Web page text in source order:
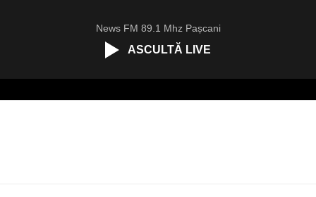
News FM 89.1 Mhz Pașcani
ASCULTĂ LIVE